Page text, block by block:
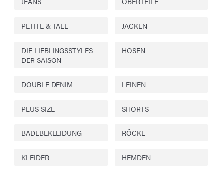
PETITE & TALL JACKEN
DIE LIEBLINGSSTYLES
DER SAISON
HOSEN
DOUBLE DENIM LEINEN
PLUS SIZE SHORTS
BADEBEKLEIDUNG RÖCKE
KLEIDER HEMDEN